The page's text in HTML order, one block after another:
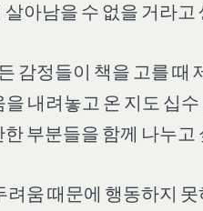
아남을 수 없을 거라
감정들이 책을 고를 때
내려놓고 온 지도 십
부분들을 함께 나누고
려움 때문에 행동하지